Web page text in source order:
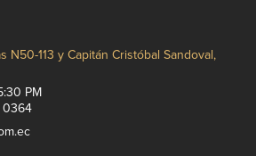
N50-113 y Capitán Cristóbal Sandoval,
PM
0364